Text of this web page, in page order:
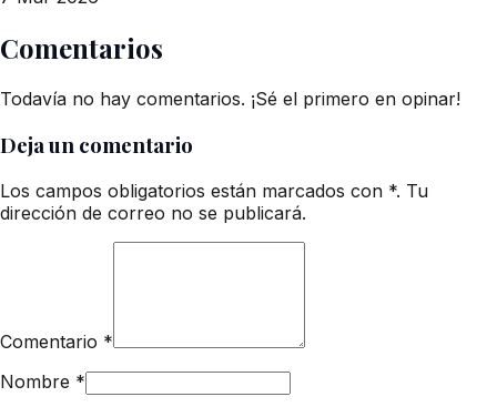
Comentarios
Todavía no hay comentarios. ¡Sé el primero en opinar!
Deja un comentario
Los campos obligatorios están marcados con *. Tu
dirección de correo no se publicará.
Comentario *
Nombre *